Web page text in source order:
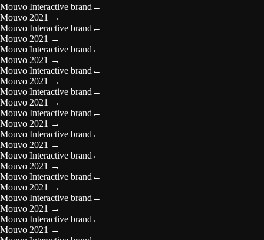
Mouvo Interactive brand ←
Mouvo 2021 →
Mouvo Interactive brand ←
Mouvo 2021 →
Mouvo Interactive brand ←
Mouvo 2021 →
Mouvo Interactive brand ←
Mouvo 2021 →
Mouvo Interactive brand ←
Mouvo 2021 →
Mouvo Interactive brand ←
Mouvo 2021 →
Mouvo Interactive brand ←
Mouvo 2021 →
Mouvo Interactive brand ←
Mouvo 2021 →
Mouvo Interactive brand ←
Mouvo 2021 →
Mouvo Interactive brand ←
Mouvo 2021 →
Mouvo Interactive brand ←
Mouvo 2021 →